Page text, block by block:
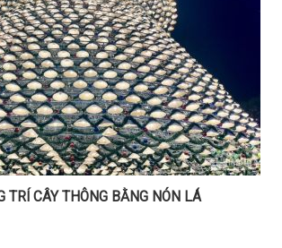
TRÍ CÂY THÔNG BẰNG NÓN LÁ